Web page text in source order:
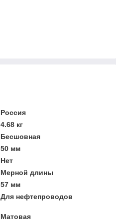
Россия
4.68 кг
Бесшовная
50 мм
Нет
Мерной длины
57 мм
Для нефтепроводов
Матовая